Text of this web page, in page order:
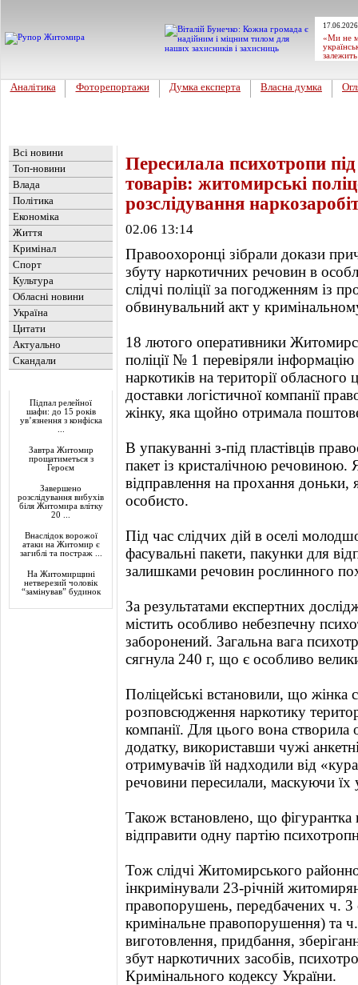
«Ми не
Аналітика Фоторепортажи Думка експерта Власна думка
Всі новини
Топ-новини
Влада
Політика
Економіка
Життя
Кримінал
Спорт
Культура
Обласні новини
Україна
Цитати
Актуально
Скандали
Підпал релейної
шафи: до 15 років
ув’язнення з конфіска
Завтра Житомир
прощатиметься з
Героєм
Завершено
розслідування вибухів
біля Житомира влітку
20 ...
Внаслідок ворожої
атаки на Житомир є
загиблі та постраж ...
На Житомирщині
нетверезий чоловік
“замінував” будинок
Пересилала психотропи
товарів: житомирські
розслідування
02.06 13:14
Правоохоронці зібрали докази
збуту наркотичних речовин в
слідчі поліції за погодженням із
обвинувальний акт у
18 лютого оперативники
поліції № 1 перевіряли
наркотиків на території
доставки логістичної компанії
жінку, яка щойно отримала
В упакуванні з-під пластівців
пакет із кристалічною речовиною.
відправлення на прохання доньки,
особисто.
Під час слідчих дій в оселі
фасувальні пакети, пакунки для
залишками речовин рослинного
За результатами експертних
містить особливо небезпечну
заборонений. Загальна вага
сягнула 240 г, що є особливо
Поліцейські встановили, що жінка
розповсюдження наркотику
компанії. Для цього вона
додатку, використавши чужі
отримувачів їй надходили від
речовини пересилали, маскуючи їх
Також встановлено, що фігурантка
відправити одну партію
Тож слідчі Житомирського
інкримінували 23-річній
правопорушень, передбачених ч. 3
кримінальне правопорушення) та
виготовлення, придбання,
збут наркотичних засобів,
Кримінального кодексу України.